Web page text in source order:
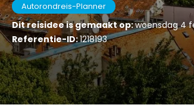
Autorondreis-Planner
Dit reisidee is gemaakt op:woensdag 4
Referentie-ID:1218193